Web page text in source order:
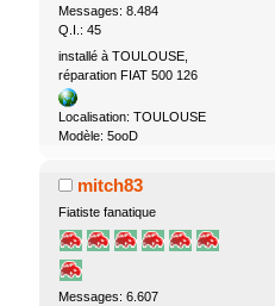
Messages: 8.484
Q.I.: 45
installé à TOULOUSE,
réparation FIAT 500 126
Localisation: TOULOUSE
Modèle: 5ooD
mitch83
Fiatiste fanatique
Messages: 6.607